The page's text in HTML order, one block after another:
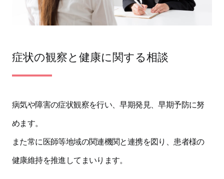
症状の観察と健康に関する相談
病気や障害の症状観察を行い、早期発見、早期予防に努
めます。
また常に医師等地域の関連機関と連携を図り、患者様の
健康維持を推進してまいります。